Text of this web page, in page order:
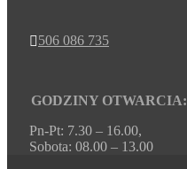
506 086 735
GODZINY OTWARCIA:
Pn-Pt: 7.30 – 16.00,
Sobota: 08.00 – 13.00